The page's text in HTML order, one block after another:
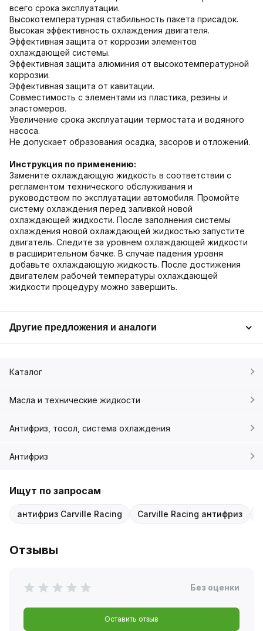
всего срока эксплуатации.
Высокотемпературная стабильность пакета присадок.
Высокая эффективность охлаждения двигателя.
Эффективная защита от коррозии элементов
охлаждающей системы.
Эффективная защита алюминия от высокотемпературной
коррозии.
Эффективная защита от кавитации.
Совместимость с элементами из пластика, резины и
эластомеров.
Увеличение срока эксплуатации термостата и водяного
насоса.
Не допускает образования осадка, засоров и отложений.
Инструкция по применению:
Замените охлаждающую жидкость в соответствии с
регламентом технического обслуживания и
руководством по эксплуатации автомобиля. Промойте
систему охлаждения перед заливкой новой
охлаждающей жидкости. После заполнения системы
охлаждения новой охлаждающей жидкостью запустите
двигатель. Следите за уровнем охлаждающей жидкости
в расширительном бачке. В случае падения уровня
добавьте охлаждающую жидкость. После достижения
двигателем рабочей температуры охлаждающей
жидкости процедуру можно завершить.
Другие предложения и аналоги
Каталог
Масла и технические жидкости
Антифриз, тосол, система охлаждения
Антифриз
Ищут по запросам
антифриз Carville Racing Carville Racing антифриз
Отзывы
Без оценки
Оставить отзыв